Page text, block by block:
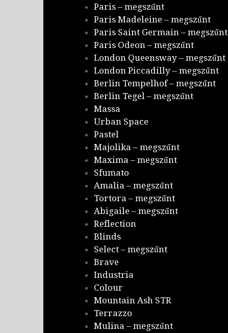
Paris – megszűnt
Paris Madeleine – megszűnt
Paris Saint Germain – megszűnt
Paris Odeon – megszűnt
London Queensway – megszűnt
London Piccadilly – megszűnt
Berlin Tempelhof – megszűnt
Berlin Tegel – megszűnt
Massa
Urban Space
Pastel
Majolika – megszűnt
Maxima – megszűnt
Sfumato
Amalia – megszűnt
Tortora – megszűnt
Abigaile – megszűnt
Reflection
Blinds
Select – megszűnt
Brave
Industria
Colour
Mountain Ash STR
Terrazzo
Mulina – megszűnt